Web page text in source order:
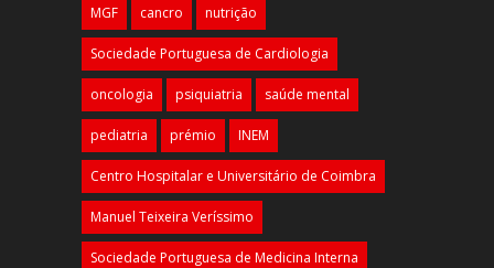
MGF cancro nutrição
Sociedade Portuguesa de Cardiologia
oncologia psiquiatria saúde mental
pediatria prémio INEM
Centro Hospitalar e Universitário de Coimbra
Manuel Teixeira Veríssimo
Sociedade Portuguesa de Medicina Interna